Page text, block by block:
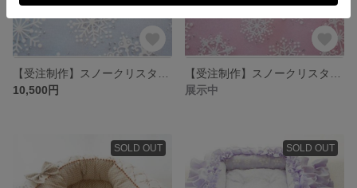
10,500円
展示中
SOLD OUT SOLD OUT